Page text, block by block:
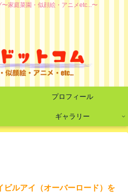
家庭菜園・似顔絵・アニメetc...〜
プロフィール
ギャラリー
ビルアイ（オーバーロード）を